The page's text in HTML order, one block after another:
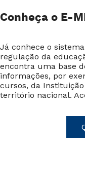
Conheça o E-
Já conhece o
regulação da
encontra uma base
informações, por
cursos, da
território nacional.